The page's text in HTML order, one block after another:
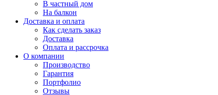
В частный дом
На балкон
Доставка и оплата
Как сделать заказ
Доставка
Оплата и рассрочка
О компании
Производство
Гарантия
Портфолио
Отзывы